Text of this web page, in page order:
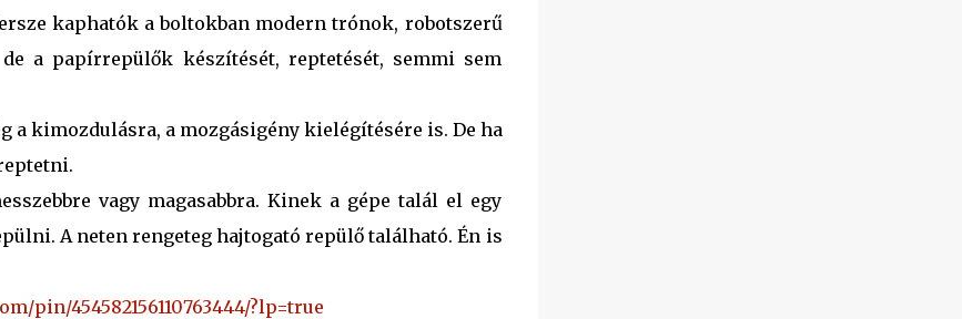
kaphatók a boltokban modern trónok, robotszerű
a papírrepülők készítését, reptetését, semmi sem
a kimozdulásra, a mozgásigény kielégítésére is. De ha
vagy magasabbra. Kinek a gépe talál el egy
A neten rengeteg hajtogató repülő található. Én is
pin/454582156110763444/?lp=true